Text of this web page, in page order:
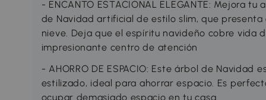
- ENCANTO ESTACIONAL ELEGANTE: Mejora
de Navidad artificial de estilo slim, que
nieve. Deja que el espíritu navideño cobre vida
impresionante centro de atención
- AHORRO DE ESPACIO: Este árbol de
estilizado, ideal para ahorrar espacio. Es
ocupar demasiado espacio en tu casa